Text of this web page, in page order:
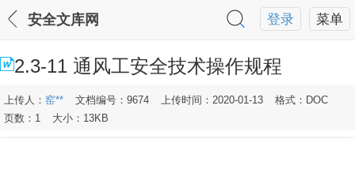
菜单
登录
安全文库网
2.3-11 通风工安全技术操作规程
上传人： 窑** 文档编号：9674 上传时间：2020-01-13
格式：DOC
页数：1
大小：13KB